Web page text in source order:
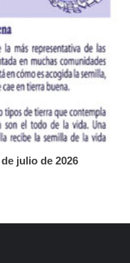
julio de 2026